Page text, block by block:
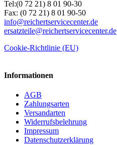
Tel:(0 72 21) 8 01 90-30
Fax: (0 72 21) 8 01 90-50
info@reichertservicecenter.de
ersatzteile@reichertservicecenter.de
Cookie-Richtlinie (EU)
Informationen
AGB
Zahlungsarten
Versandarten
Widerrufsbelehrung
Impressum
Datenschutzerklärung